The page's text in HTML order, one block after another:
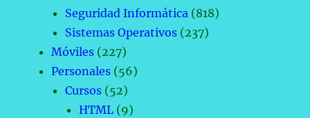
Seguridad Informática (818)
Sistemas Operativos (237)
Móviles (227)
Personales (56)
Cursos (52)
HTML (9)